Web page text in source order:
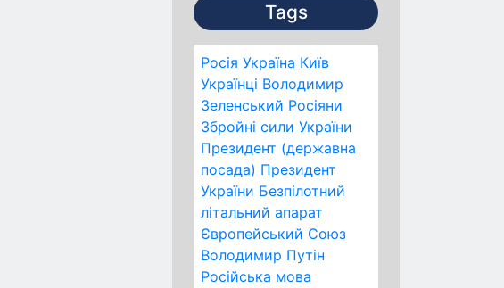
Tags
Росія Україна Київ
Українці Володимир
Зеленський Росіяни
Збройні сили України
Президент (державна
посада) Президент
України Безпілотний
літальний апарат
Європейський Союз
Володимир Путін
Російська мова